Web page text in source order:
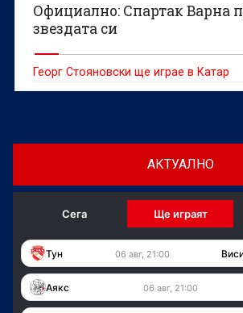
Официално: Спартак Варна
звездата си
Георг Стояновски ще играе в Катар
АКТУАЛНО
Сега Ще играят
Тун 06 авг, 21:00
Аякс 06 авг, 21:00